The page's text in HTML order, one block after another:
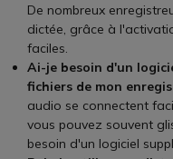
De nombreux
dictée, grâce à
faciles.
Ai-je besoin d'un
fichiers de mon
audio se connectent
vous pouvez souvent
besoin d'un logiciel